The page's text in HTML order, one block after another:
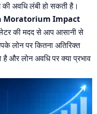
अवधि लंबी हो सकती है।
Moratorium Impact
की मदद से आप आसानी से
लोन पर कितना अतिरिक्त
और लोन अवधि पर क्या प्रभाव